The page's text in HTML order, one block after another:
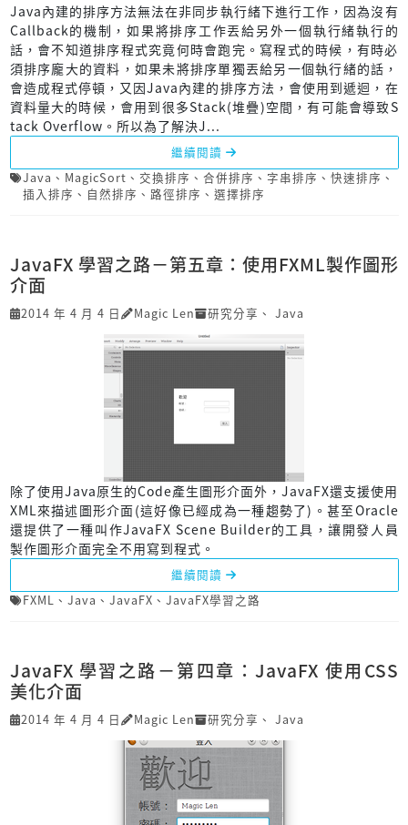
Java內建的排序方法無法在非同步執行緒下進行工作，因為沒有
Callback的機制，如果將排序工作丟給另外一個執行緒執行的
話，會不知道排序程式究竟何時會跑完。寫程式的時候，有時必
須排序龐大的資料，如果未將排序單獨丟給另一個執行緒的話，
會造成程式停頓，又因Java內建的排序方法，會使用到遞迴，在
資料量大的時候，會用到很多Stack(堆疊)空間，有可能會導致S
tack Overflow。所以為了解決J...
繼續閱讀
Java 、 MagicSort 、 交換排序 、 合併排序 、 字串排序 、 快速排序 、
插入排序 、 自然排序 、 路徑排序 、 選擇排序
JavaFX 學習之路－第五章：使用FXML製作圖形
介面
2014 年 4 月 4 日 Magic Len 研究分享 、 Java
除了使用Java原生的Code產生圖形介面外，JavaFX還支援使用
XML來描述圖形介面(這好像已經成為一種趨勢了)。甚至Oracle
還提供了一種叫作JavaFX Scene Builder的工具，讓開發人員
製作圖形介面完全不用寫到程式。
繼續閱讀
FXML 、 Java 、 JavaFX 、 JavaFX學習之路
JavaFX 學習之路－第四章：JavaFX 使用CSS
美化介面
2014 年 4 月 4 日 Magic Len 研究分享 、 Java